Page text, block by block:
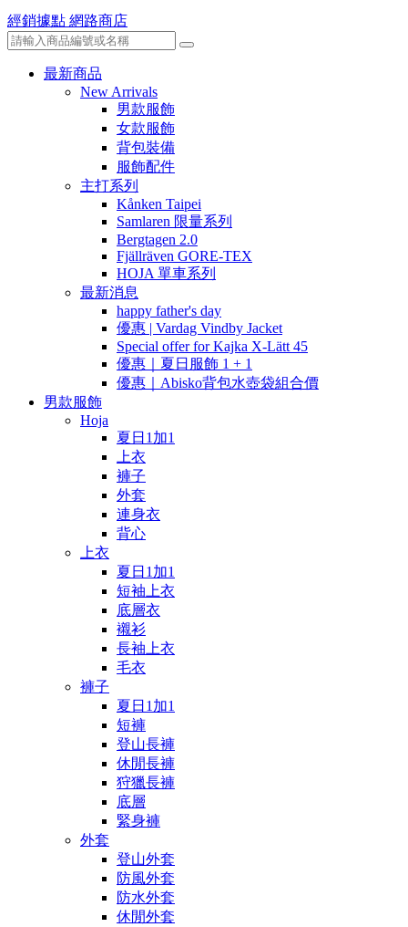
經銷據點 網路商店
最新商品
New Arrivals
男款服飾
女款服飾
背包裝備
服飾配件
主打系列
Kånken Taipei
Samlaren 限量系列
Bergtagen 2.0
Fjällräven GORE-TEX
HOJA 單車系列
最新消息
happy father's day
優惠 | Vardag Vindby Jacket
Special offer for Kajka X-Lätt 45
優惠｜夏日服飾 1 + 1
優惠｜Abisko背包水壺袋組合價
男款服飾
Hoja
夏日1加1
上衣
褲子
外套
連身衣
背心
上衣
夏日1加1
短袖上衣
底層衣
襯衫
長袖上衣
毛衣
褲子
夏日1加1
短褲
登山長褲
休閒長褲
狩獵長褲
底層
緊身褲
外套
登山外套
防風外套
防水外套
休閒外套